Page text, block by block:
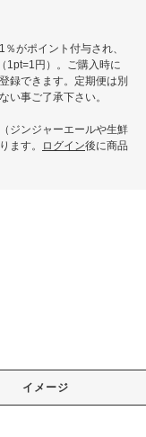
がポイント付与され、
1pt=1円）。ご購入時に
録できます。定期便は別
い事ご了承下さい。
ジンジャーエールや生鮮
ます。
ログイン後に商品
イメージ